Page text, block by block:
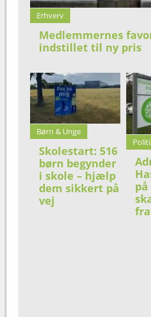
Erhverv
Medlemmernes
indstillet til ny pris
Børn & Unge
Skolestart: 516
børn begynder
i skole – hjælp
dem sikkert på
vej